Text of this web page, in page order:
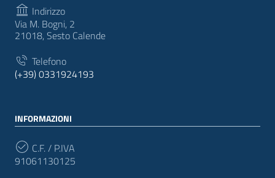
Indirizzo
Via M. Bogni, 2
21018, Sesto Calende
Telefono
(+39) 0331924193
INFORMAZIONI
C.F. / P.IVA
91061130125